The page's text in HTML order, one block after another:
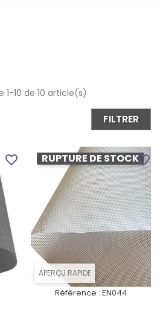
FILTRER
1-10 de 10 article(s)
favorite_border
APERÇU RAPIDE
RUPTURE DE STOCK
Référence : EN044
favorite_border